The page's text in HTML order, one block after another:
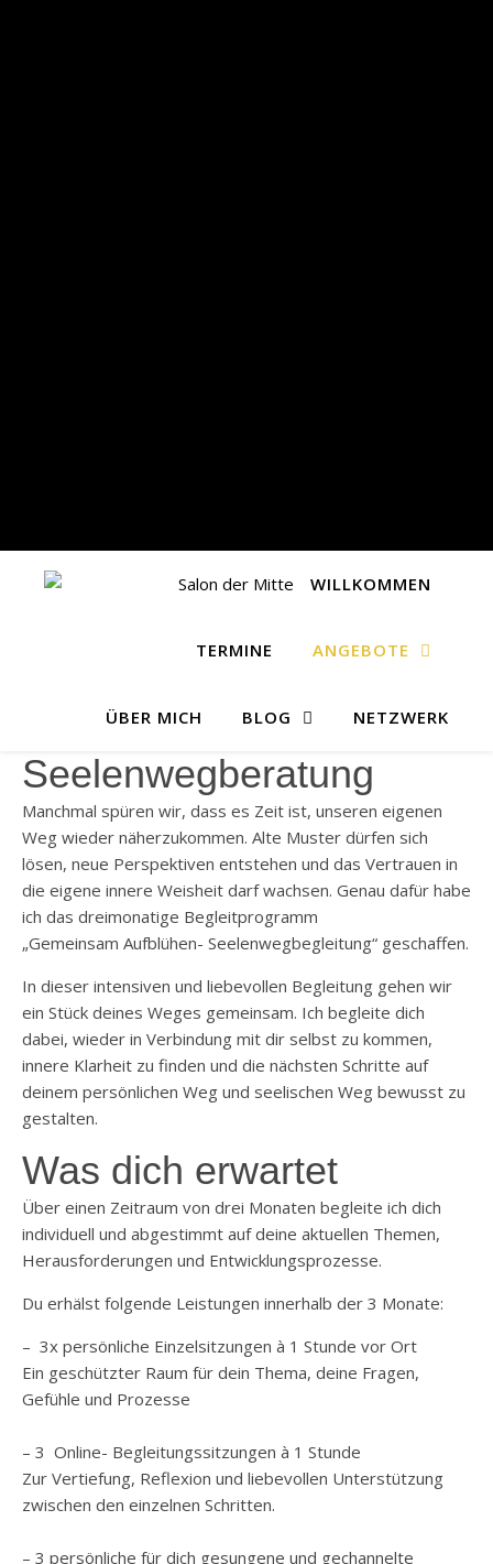
WILLKOMMEN
TERMINE ANGEBOTE
ÜBER MICH BLOG NETZWERK
Seelenwegberatung
Manchmal spüren wir, dass es Zeit ist, unseren eigenen
Weg wieder näherzukommen. Alte Muster dürfen sich
lösen, neue Perspektiven entstehen und das Vertrauen in
die eigene innere Weisheit darf wachsen. Genau dafür habe
ich das dreimonatige Begleitprogramm
„Gemeinsam Aufblühen- Seelenwegbegleitung“ geschaffen.
In dieser intensiven und liebevollen Begleitung gehen wir
ein Stück deines Weges gemeinsam. Ich begleite dich
dabei, wieder in Verbindung mit dir selbst zu kommen,
innere Klarheit zu finden und die nächsten Schritte auf
deinem persönlichen Weg und seelischen Weg bewusst zu
gestalten.
Was dich erwartet
Über einen Zeitraum von drei Monaten begleite ich dich
individuell und abgestimmt auf deine aktuellen Themen,
Herausforderungen und Entwicklungsprozesse.
Du erhälst folgende Leistungen innerhalb der 3 Monate:
– 3x persönliche Einzelsitzungen à 1 Stunde vor Ort
Ein geschützter Raum für dein Thema, deine Fragen,
Gefühle und Prozesse
– 3 Online- Begleitungssitzungen à 1 Stunde
Zur Vertiefung, Reflexion und liebevollen Unterstützung
zwischen den einzelnen Schritten.
– 3 persönliche für dich gesungene und gechannelte